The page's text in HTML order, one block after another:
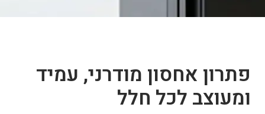
פתרון אחסון מודרני, עמיד
ומעוצב לכל חלל